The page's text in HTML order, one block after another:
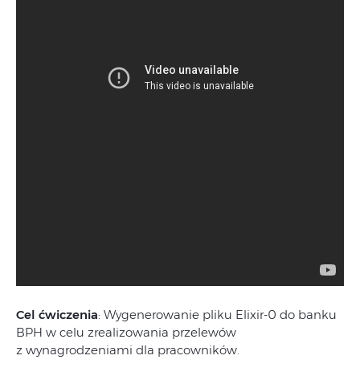
Cel ćwiczenia: Wygenerowanie pliku Elixir-0 do banku
BPH w celu zrealizowania przelewów
z wynagrodzeniami dla pracowników.